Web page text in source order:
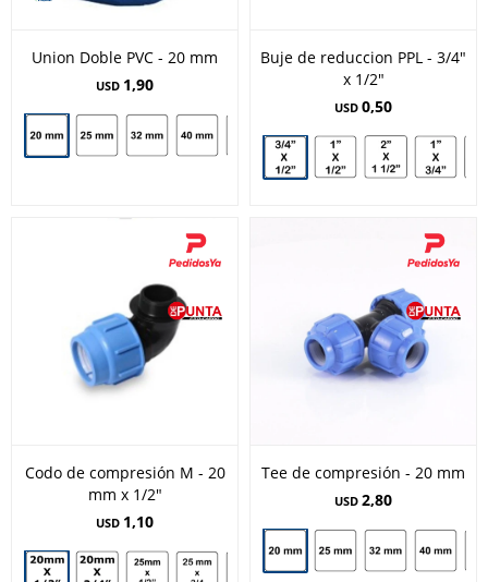
Union Doble PVC - 20 mm
USD 1,90
Buje de reduccion PPL - 3/4"
x 1/2"
USD 0,50
Codo de compresión M - 20
mm x 1/2"
USD 1,10
Tee de compresión - 20 mm
USD 2,80